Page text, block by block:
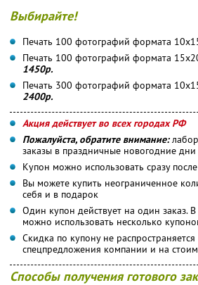
Выбирайте!
Печать 100 фотографий формата
Печать 100 фотографий формата
1450р.
Печать 300 фотографий формата
2400р.
Акция действует во всех городах РФ
Пожалуйста, обратите внимание:
заказы в праздничные новогодние дни
Купон можно использовать сразу
Вы можете купить неограниченное
себя и в подарок
Один купон действует на один заказ.
можно использовать несколько
Скидка по купону не
спецпредложения компании и на
Способы получения готового